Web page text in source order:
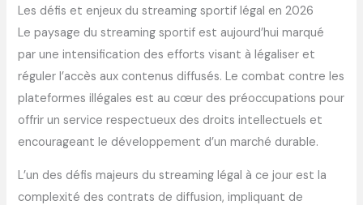
Les défis et enjeux du streaming sportif légal en 2026
Le paysage du streaming sportif est aujourd’hui marqué
par une intensification des efforts visant à légaliser et
réguler l’accès aux contenus diffusés. Le combat contre les
plateformes illégales est au cœur des préoccupations pour
offrir un service respectueux des droits intellectuels et
encourageant le développement d’un marché durable.
L’un des défis majeurs du streaming légal à ce jour est la
complexité des contrats de diffusion, impliquant de